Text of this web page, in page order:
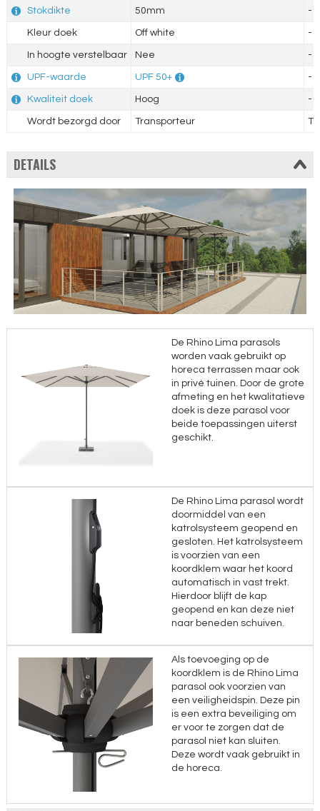
Stokdikte 50mm -
Kleur doek Off white -
In hoogte verstelbaar Nee -
UPF-waarde UPF 50+ -
Kwaliteit doek Hoog -
Wordt bezorgd door Transporteur
DETAILS
De Rhino Lima parasols
worden vaak gebruikt op
horeca terrassen maar ook
in privé tuinen. Door de grote
afmeting en het kwalitatieve
doek is deze parasol voor
beide toepassingen uiterst
geschikt.
De Rhino Lima parasol wordt
doormiddel van een
katrolsysteem geopend en
gesloten. Het katrolsysteem
is voorzien van een
koordklem waar het koord
automatisch in vast trekt.
Hierdoor blijft de kap
geopend en kan deze niet
naar beneden schuiven.
Als toevoeging op de
koordklem is de Rhino Lima
parasol ook voorzien van
een veiligheidspin. Deze pin
is een extra beveiliging om
er voor te zorgen dat de
parasol niet kan sluiten.
Deze wordt vaak gebruikt in
de horeca.